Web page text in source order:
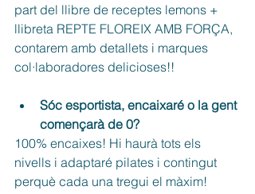
part del llibre de receptes lemons +
llibreta REPTE FLOREIX AMB FORÇA,
contarem amb detallets i marques
col·laboradores delicioses!!
Sóc esportista, encaixaré o la gent
començarà de 0?
100% encaixes! Hi haurà tots els
nivells i adaptaré pilates i contingut
perquè cada una tregui el màxim!